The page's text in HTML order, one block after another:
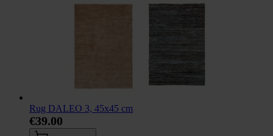
Rug DALEO 3, 45x45 cm
€39.00